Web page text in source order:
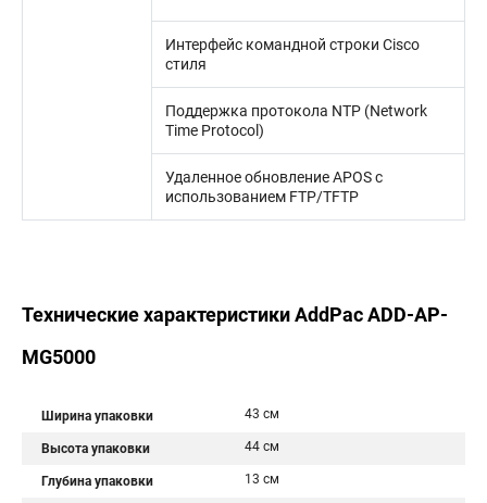
Интерфейс командной строки Cisco
стиля
Поддержка протокола NTP (Network
Time Protocol)
Удаленное обновление APOS с
использованием FTP/TFTP
Технические характеристики AddPac ADD-AP-
MG5000
Ширина упаковки 43 см
Высота упаковки 44 см
Глубина упаковки 13 см